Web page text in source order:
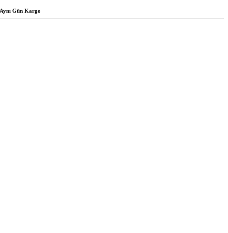
Aynı Gün Kargo